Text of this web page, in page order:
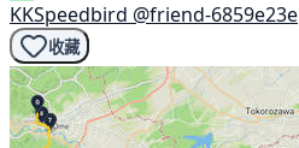
KKSpeedbird @friend-6859e23e
收藏